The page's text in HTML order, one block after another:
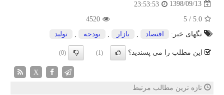
1398/09/13
23:53:53
5.0
/
5
4520
تگهای خبر:
اقتصاد بازار بودجه تولید
این مطلب را می پسندید؟ (1)
(0)
X
تازه ترین مطالب مرتبط